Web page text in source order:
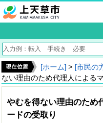
[ホーム] > [市民の
ない理由のため代理人による
やむを得ない理由のため
ードの受取り